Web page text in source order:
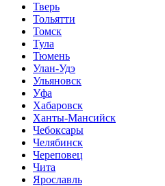
Тверь
Тольятти
Томск
Тула
Тюмень
Улан-Удэ
Ульяновск
Уфа
Хабаровск
Ханты-Мансийск
Чебоксары
Челябинск
Череповец
Чита
Ярославль